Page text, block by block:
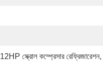
12HP স্ক্রোল কম্প্রেসার রেফ্রিজারেশন,